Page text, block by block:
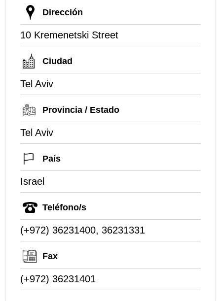
Dirección
10 Kremenetski Street
Ciudad
Tel Aviv
Provincia / Estado
Tel Aviv
País
Israel
Teléfono/s
(+972) 36231400, 36231331
Fax
(+972) 36231401